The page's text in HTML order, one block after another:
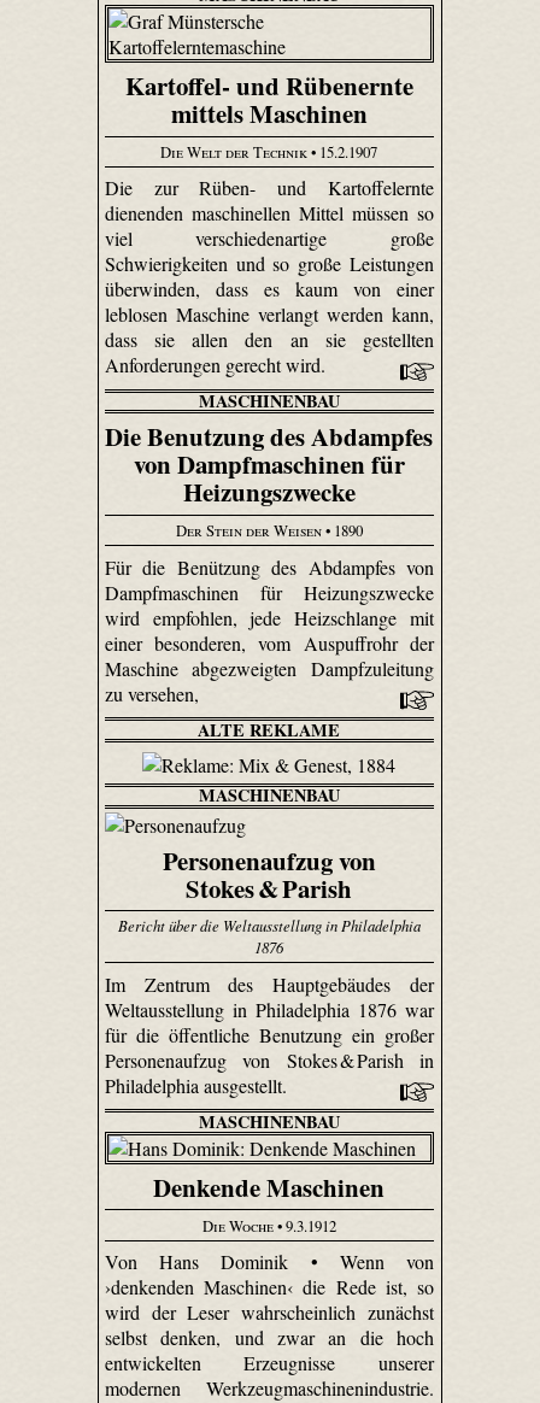
Kartoffel- und Rübenernte
mittels Maschinen
Die Welt der Technik• 15.2.1907
Die zur Rüben- und Kartoffelernte
dienenden maschinellen Mittel müssen so
viel verschiedenartige große
Schwierigkeiten und so große Leistungen
überwinden, dass es kaum von einer
leblosen Maschine verlangt werden kann,
dass sie allen den an sie gestellten
Anforderungen gerecht wird.
MASCHINENBAU
Die Benutzung des Abdampfes
von Dampfmaschinen für
Heizungszwecke
Der Stein der Weisen• 1890
Für die Benützung des Abdampfes von
Dampfmaschinen für Heizungszwecke
wird empfohlen, jede Heizschlange mit
einer besonderen, vom Auspuffrohr der
Maschine abgezweigten Dampfzuleitung
zu versehen,
ALTE REKLAME
MASCHINENBAU
Personenaufzug von
Stokes & Parish
Bericht über die Weltausstellung in Philadelphia
1876
Im Zentrum des Hauptgebäudes der
Weltausstellung in Philadelphia 1876 war
für die öffentliche Benutzung ein großer
Personenaufzug von Stokes & Parish in
Philadelphia ausgestellt.
MASCHINENBAU
Denkende Maschinen
Die Woche• 9.3.1912
Von Hans Dominik • Wenn von
›denkenden Maschinen‹ die Rede ist, so
wird der Leser wahrscheinlich zunächst
selbst denken, und zwar an die hoch
entwickelten Erzeugnisse unserer
modernen Werkzeugmaschinenindustrie.